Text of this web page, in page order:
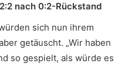
nach 0:2-Rückstand
sich nun ihrem
getäuscht. „Wir haben
so gespielt, als würde es